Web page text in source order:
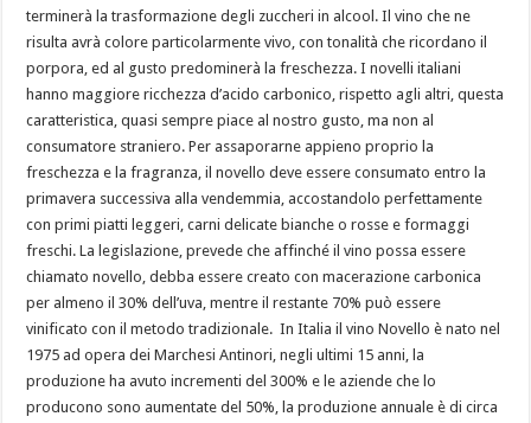
terminerà la trasformazione degli zuccheri in alcool. Il vino che ne
risulta avrà colore particolarmente vivo, con tonalità che ricordano il
porpora, ed al gusto predominerà la freschezza. I novelli italiani
hanno maggiore ricchezza d’acido carbonico, rispetto agli altri, questa
caratteristica, quasi sempre piace al nostro gusto, ma non al
consumatore straniero. Per assaporarne appieno proprio la
freschezza e la fragranza, il novello deve essere consumato entro la
primavera successiva alla vendemmia, accostandolo perfettamente
con primi piatti leggeri, carni delicate bianche o rosse e formaggi
freschi. La legislazione, prevede che affinché il vino possa essere
chiamato novello, debba essere creato con macerazione carbonica
per almeno il 30% dell’uva, mentre il restante 70% può essere
vinificato con il metodo tradizionale. In Italia il vino Novello è nato nel
1975 ad opera dei Marchesi Antinori, negli ultimi 15 anni, la
produzione ha avuto incrementi del 300% e le aziende che lo
producono sono aumentate del 50%, la produzione annuale è di circa